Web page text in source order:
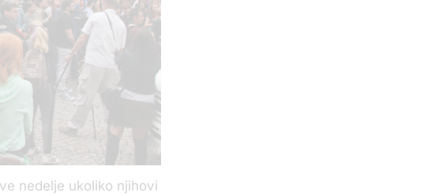
nedelje ukoliko njihovi